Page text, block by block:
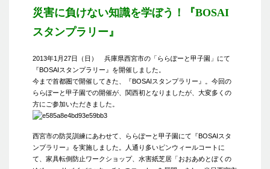
災害に負けない知識を学ぼう！『BOSAI
スタンプラリー』
2013年1月27日（日） 兵庫県西宮市の「ららぽーと甲子園」にて
『BOSAIスタンプラリー』を開催しました。
今まで首都圏で開催してきた、『BOSAIスタンプラリー』。今回の
ららぽーと甲子園での開催が、関西初となりましたが、大変多くの
方にご参加いただきました。
西宮市の防災訓練にあわせて、ららぽーと甲子園にて『BOSAIスタ
ンプラリー』を実施しました。人通り多いピンウィールコートに
て、家具転倒防止ワークショップ、水害紙芝居「おおあめとぼくの